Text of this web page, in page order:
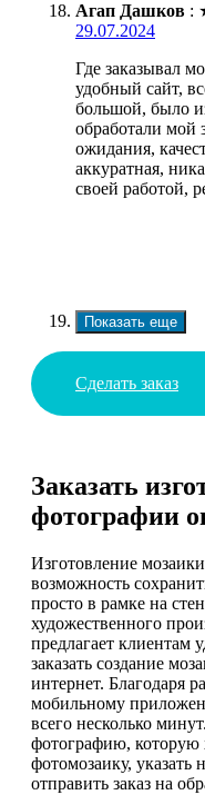
Агап Дашков :
29.07.2024
Где заказывал
удобный сайт,
большой, было
обработали мой
ожидания,
аккуратная,
своей работой,
Показать еще
Сделать заказ
Заказать
фотографии
Изготовление
возможность
просто в рамке на
художественного
предлагает клиентам
заказать создание
интернет. Благодаря
мобильному
всего несколько
фотографию, которую
фотомозаику,
отправить заказ на